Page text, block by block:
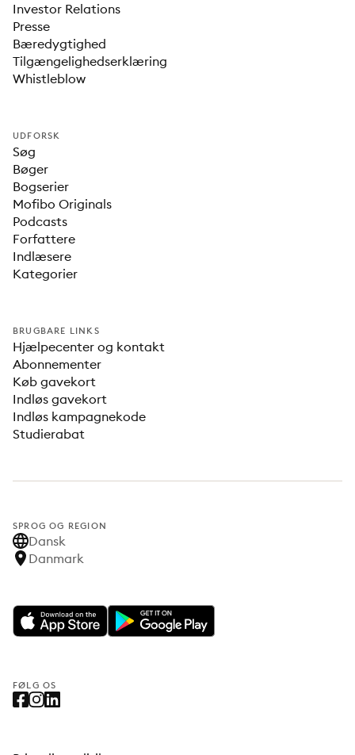
Investor Relations
Presse
Bæredygtighed
Tilgængelighedserklæring
Whistleblow
UDFORSK
Søg
Bøger
Bogserier
Mofibo Originals
Podcasts
Forfattere
Indlæsere
Kategorier
BRUGBARE LINKS
Hjælpecenter og kontakt
Abonnementer
Køb gavekort
Indløs gavekort
Indløs kampagnekode
Studierabat
SPROG OG REGION
Dansk
Danmark
FØLG OS